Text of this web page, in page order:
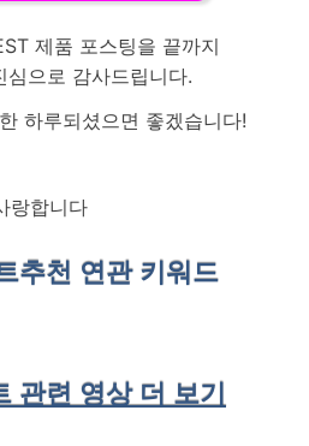
제품 포스팅을 끝까지
심으로 감사드립니다.
하루되셨으면 좋겠습니다!
랑합니다
추천 연관 키워드
관련 영상 더 보기